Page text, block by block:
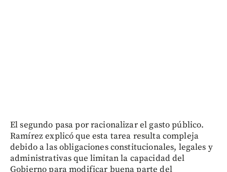
El segundo pasa por racionalizar el gasto público.
Ramírez explicó que esta tarea resulta compleja
debido a las obligaciones constitucionales, legales y
administrativas que limitan la capacidad del
Gobierno para modificar buena parte del